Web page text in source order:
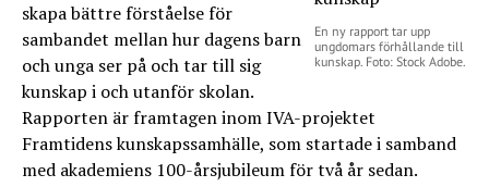
En ny rapport tar upp
ungdomars förhållande till
kunskap. Foto: Stock Adobe.
skapa bättre förståelse för
sambandet mellan hur dagens barn
och unga ser på och tar till sig
kunskap i och utanför skolan.
Rapporten är framtagen inom IVA-projektet
Framtidens kunskapssamhälle, som startade i samband
med akademiens 100-årsjubileum för två år sedan.